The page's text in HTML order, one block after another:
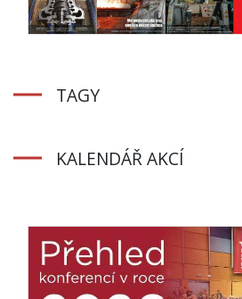
TAGY
KALENDÁŘ AKCÍ